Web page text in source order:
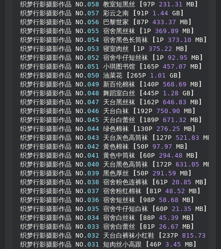
织梦行影摄影作品 NO. 058 教室短黑丝 97P 231.31 MB
织梦行影摄影作品 NO. 057 彩云之南 91P 1.44 GB
织梦行影摄影作品 NO. 056 巴黎世家 87P 433.37 MB
织梦行影摄影作品 NO. 055 宿舍黑丝袜 1P 369.89 MB
织梦行影摄影作品 NO. 054 宿舍黑色长筒袜 1P 373.10 MB
织梦行影摄影作品 NO. 053 寝室肉丝 1P 375.22 MB
织梦行影摄影作品 NO. 052 宿舍牛仔短丝袜 1P 92.95 MB
织梦行影摄影作品 NO. 051 小琪图书馆 165P 457.07 MB
织梦行影摄影作品 NO. 050 油菜花 265P 1.01 GB
织梦行影摄影作品 NO. 049 新百伦棉袜 140P 568.69 MB
织梦行影摄影作品 NO. 048 舞蹈室白丝 445P 1.28 GB
织梦行影摄影作品 NO. 047 天台黑丝袜 162P 646.83 MB
织梦行影摄影作品 NO. 046 天台白袜 192P 750.90 MB
织梦行影摄影作品 NO. 045 天台白蕾丝 189P 671.32 MB
织梦行影摄影作品 NO. 044 绿色棉袜 130P 276.25 MB
织梦行影摄影作品 NO. 043 天台灰色高筒袜 127P 521.83 MB
织梦行影摄影作品 NO. 042 黄色棉袜 50P 97.97 MB
织梦行影摄影作品 NO. 041 黄色中筒袜 60P 294.48 MB
织梦行影摄影作品 NO. 040 天台黑色高筒袜 172P 631.05 MB
织梦行影摄影作品 NO. 039 黑色厚丝 50P 291.59 MB
织梦行影摄影作品 NO. 038 宿舍粉色连裤袜 61P 20.85 MB
织梦行影摄影作品 NO. 037 宿舍粉红棉袜 81P 48.52 MB
织梦行影摄影作品 NO. 036 宿舍短丝袜 98P 58.68 MB
织梦行影摄影作品 NO. 035 宿舍牛仔短白袜 60P 21.35 MB
织梦行影摄影作品 NO. 034 宿舍白丝袜 88P 45.39 MB
织梦行影摄影作品 NO. 033 宿舍白蕾丝 81P 26.67 MB
织梦行影摄影作品 NO. 032 天台白裤袜小红鞋 237P 815.73
织梦行影摄影作品 NO. 031 短肉丝小高跟 46P 3.45 MB